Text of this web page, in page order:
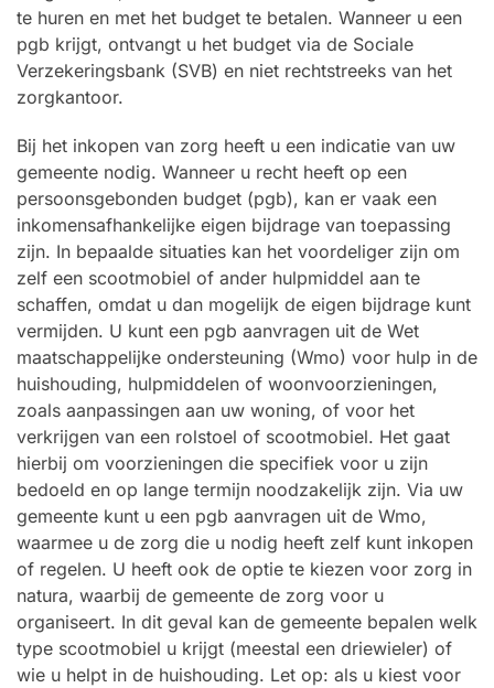
te huren en met het budget te betalen. Wanneer u een
pgb krijgt, ontvangt u het budget via de Sociale
Verzekeringsbank (SVB) en niet rechtstreeks van het
zorgkantoor.
Bij het inkopen van zorg heeft u een indicatie van uw
gemeente nodig. Wanneer u recht heeft op een
persoonsgebonden budget (pgb), kan er vaak een
inkomensafhankelijke eigen bijdrage van toepassing
zijn. In bepaalde situaties kan het voordeliger zijn om
zelf een scootmobiel of ander hulpmiddel aan te
schaffen, omdat u dan mogelijk de eigen bijdrage kunt
vermijden. U kunt een pgb aanvragen uit de Wet
maatschappelijke ondersteuning (Wmo) voor hulp in de
huishouding, hulpmiddelen of woonvoorzieningen,
zoals aanpassingen aan uw woning, of voor het
verkrijgen van een rolstoel of scootmobiel. Het gaat
hierbij om voorzieningen die specifiek voor u zijn
bedoeld en op lange termijn noodzakelijk zijn. Via uw
gemeente kunt u een pgb aanvragen uit de Wmo,
waarmee u de zorg die u nodig heeft zelf kunt inkopen
of regelen. U heeft ook de optie te kiezen voor zorg in
natura, waarbij de gemeente de zorg voor u
organiseert. In dit geval kan de gemeente bepalen welk
type scootmobiel u krijgt (meestal een driewieler) of
wie u helpt in de huishouding. Let op: als u kiest voor